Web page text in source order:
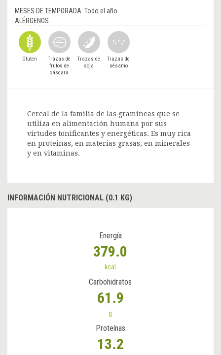
MESES DE TEMPORADA: Todo el año
ALÉRGENOS
Gluten
Trazas de
frutos de
cáscara
Trazas de
soja
Trazas de
sésamo
Cereal de la familia de las gramíneas que se
utiliza en alimentación humana por sus
virtudes tonificantes y energéticas. Es muy rica
en proteinas, en materias grasas, en minerales
y en vitaminas.
INFORMACIÓN NUTRICIONAL (0.1 KG)
Energía
379.0
kcal
Carbohidratos
61.9
g
Proteínas
13.2